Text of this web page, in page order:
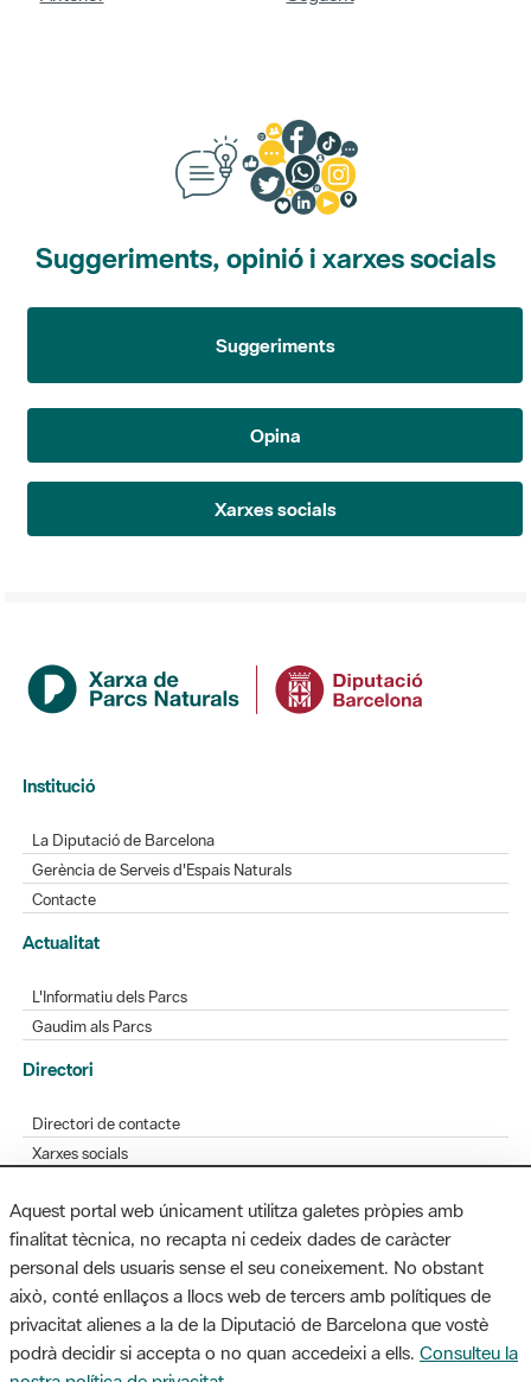
Suggeriments, opinió i xarxes socials
Suggeriments
Opina
Xarxes socials
Institució
La Diputació de Barcelona
Gerència de Serveis d'Espais Naturals
Contacte
Actualitat
L'Informatiu dels Parcs
Gaudim als Parcs
Directori
Directori de contacte
Xarxes socials
Bústia de suggeriments
Opineu sobre els parcs
MAPA WEB AVÍS LEGAL ACCESSIBILITAT
Aquest portal web únicament utilitza galetes pròpies amb
finalitat tècnica, no recapta ni cedeix dades de caràcter
personal dels usuaris sense el seu coneixement. No obstant
això, conté enllaços a llocs web de tercers amb polítiques de
privacitat alienes a la de la Diputació de Barcelona que vostè
podrà decidir si accepta o no quan accedeixi a ells. Consulteu la